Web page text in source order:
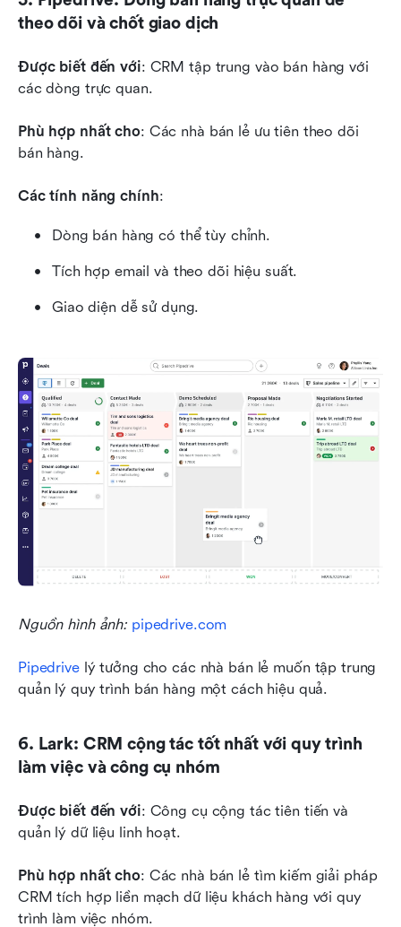
theo dõi và chốt giao dịch
Được biết đến với: CRM tập trung vào bán hàng với
các dòng trực quan.
Phù hợp nhất cho: Các nhà bán lẻ ưu tiên theo dõi
bán hàng.
Các tính năng chính:
Dòng bán hàng có thể tùy chỉnh.
Tích hợp email và theo dõi hiệu suất.
Giao diện dễ sử dụng.
Nguồn hình ảnh: pipedrive.com
Pipedrive lý tưởng cho các nhà bán lẻ muốn tập trung
quản lý quy trình bán hàng một cách hiệu quả.
6. Lark: CRM cộng tác tốt nhất với quy trình
làm việc và công cụ nhóm
Được biết đến với: Công cụ cộng tác tiên tiến và
quản lý dữ liệu linh hoạt.
Phù hợp nhất cho: Các nhà bán lẻ tìm kiếm giải pháp
CRM tích hợp liền mạch dữ liệu khách hàng với quy
trình làm việc nhóm.